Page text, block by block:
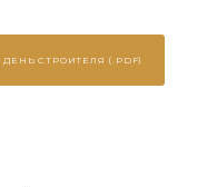
ДЕНЬ СТРОИТЕЛЯ (.PDF)